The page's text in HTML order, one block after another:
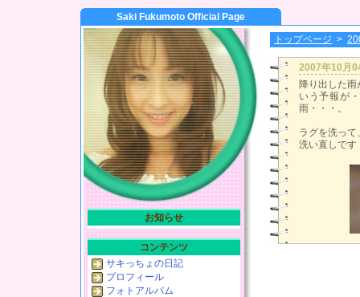
Saki Fukumoto Official Page
トップページ >
2007年10月
降り出した
いう予報が
雨・・・。
ラグを洗っ
洗い直しです
お知らせ
コンテンツ
サキっちょの日記
プロフィール
フォトアルバム